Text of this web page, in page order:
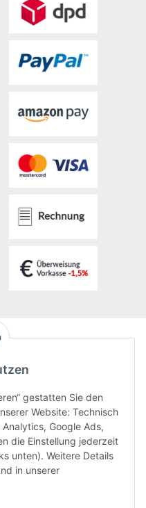
gestatten Sie den
Website: Technisch
Google Ads,
die Einstellung jederzeit
unten). Weitere Details
in unserer